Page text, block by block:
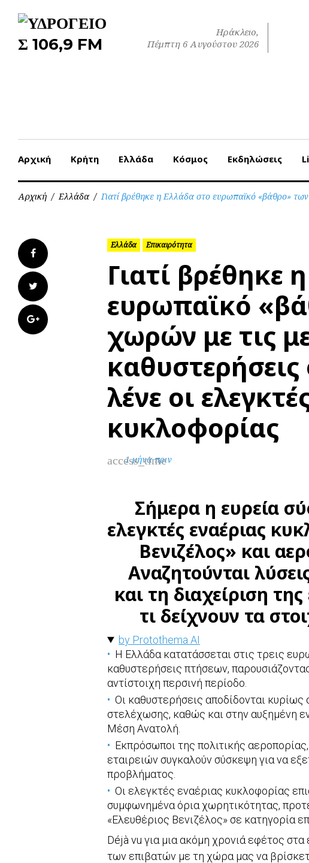
Ηράκλειο,
Πέμπτη 6 Αυγούστου 2026
Αρχική Κρήτη Ελλάδα Κόσμος Εκδηλώσεις
Αρχική / Ελλάδα / Γιατί βρέθηκε η Ελλάδα στο ευρωπαϊκό «βάθρο»
Facebook
Twitter
Google+
Ελλάδα Επικαιρότητα
Γιατί βρέθηκε
ευρωπαϊκό
χωρών με τις
καθυστερήσεις
λένε οι
κυκλοφορίας
access_time
1 μήνα πριν
Σήμερα η ευρεία
ελεγκτές εναέριας
Βενιζέλος» και
Αναζητούνται
και τη διαχείριση
τι δείχνουν τα
by Protothema AI
Η Ελλάδα κατατάσσεται στις τρεις
καθυστερήσεις πτήσεων,
αντίστοιχη περσινή περίοδο.
Οι καθυστερήσεις αποδίδονται
στελέχωσης, καθώς και στην αυξημένη
Μέση Ανατολή.
Εκπρόσωποι της πολιτικής
εταιρειών συγκαλούν σύσκεψη για να
προβλήματος.
Οι ελεγκτές εναέριας κυκλοφορίας
συμφωνημένα όρια χωρητικότητας,
«Ελευθέριος Βενιζέλος» σε κατηγορία
Déjà vu για μια ακόμη χρονιά εφέτος
των επιβατών με τη χώρα μας να